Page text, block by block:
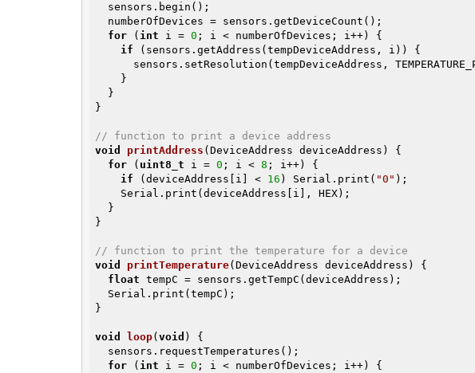
for ( int i = 0 ; i < numberOfDevices; i++) {
if (sensors.getAddress(tempDeviceAddress, i)) {
}
// function to print a device address
void
printAddress (DeviceAddress deviceAddress)
{
for ( uint8_t i = 0 ; i < 8 ; i++) {
if (deviceAddress[i] < 16 ) Serial.print( "0" );
}
// function to print the temperature for a device
void
printTemperature(DeviceAddress deviceAddress)
{
float tempC = sensors.getTempC(deviceAddress);
}
void loop( void )
{
for ( int i = 0 ; i < numberOfDevices; i++) {